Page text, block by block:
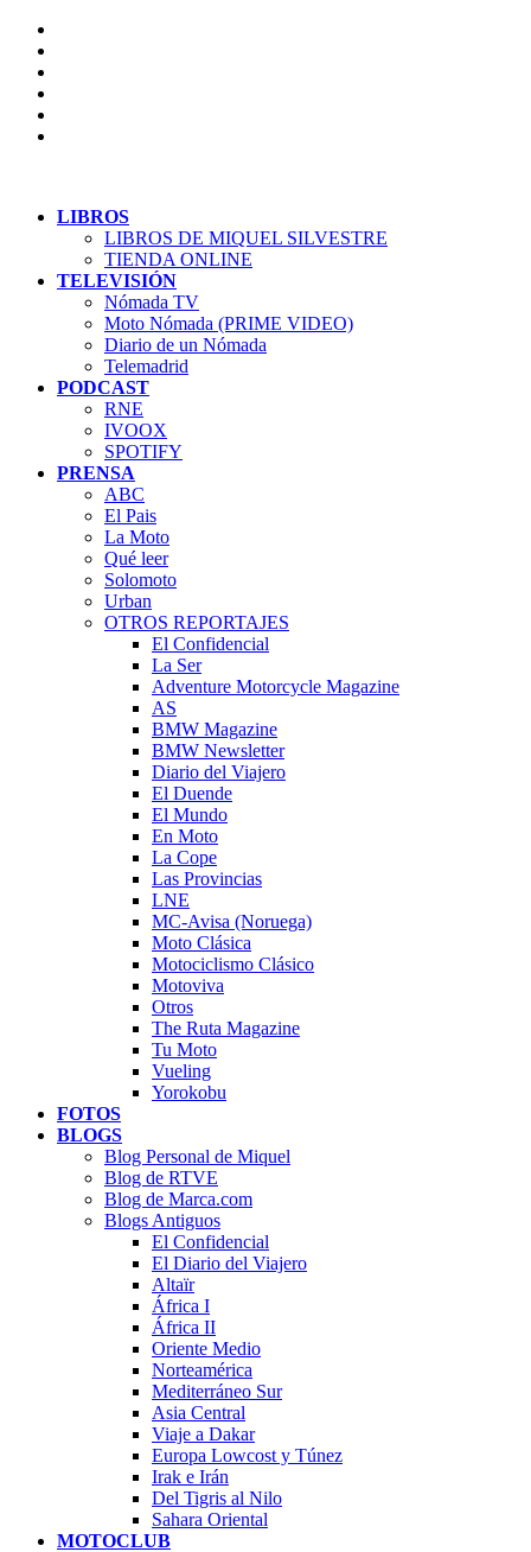
LIBROS
LIBROS DE MIQUEL SILVESTRE
TIENDA ONLINE
TELEVISIÓN
Nómada TV
Moto Nómada (PRIME VIDEO)
Diario de un Nómada
Telemadrid
PODCAST
RNE
IVOOX
SPOTIFY
PRENSA
ABC
El Pais
La Moto
Qué leer
Solomoto
Urban
OTROS REPORTAJES
El Confidencial
La Ser
Adventure Motorcycle Magazine
AS
BMW Magazine
BMW Newsletter
Diario del Viajero
El Duende
El Mundo
En Moto
La Cope
Las Provincias
LNE
MC-Avisa (Noruega)
Moto Clásica
Motociclismo Clásico
Motoviva
Otros
The Ruta Magazine
Tu Moto
Vueling
Yorokobu
FOTOS
BLOGS
Blog Personal de Miquel
Blog de RTVE
Blog de Marca.com
Blogs Antiguos
El Confidencial
El Diario del Viajero
Altaïr
África I
África II
Oriente Medio
Norteamérica
Mediterráneo Sur
Asia Central
Viaje a Dakar
Europa Lowcost y Túnez
Irak e Irán
Del Tigris al Nilo
Sahara Oriental
MOTOCLUB